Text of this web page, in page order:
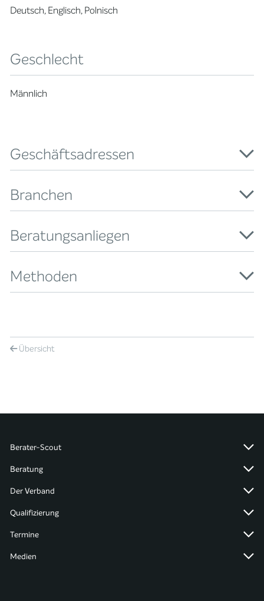
Deutsch, Englisch, Polnisch
Geschlecht
Männlich
Geschäftsadressen
Branchen
Beratungsanliegen
Methoden
Übersicht
Berater-Scout
Beratung
Der Verband
Qualifizierung
Termine
Medien